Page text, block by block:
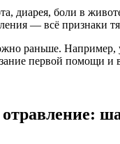
диарея, боли в
— всё признаки
раньше. Например,
первой помощи